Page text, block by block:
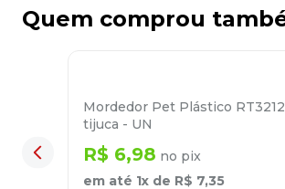
Quem comprou